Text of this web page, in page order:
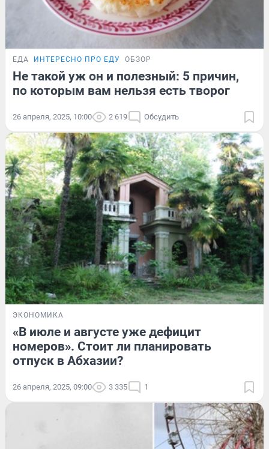
ЕДА ИНТЕРЕСНО ПРО ЕДУ ОБЗОР
Не такой уж он и полезный: 5 причин,
по которым вам нельзя есть творог
26 апреля, 2025, 10:00 2 619 Обсудить
ЭКОНОМИКА
«В июле и августе уже дефицит
номеров». Стоит ли планировать
отпуск в Абхазии?
26 апреля, 2025, 09:00 3 335 1